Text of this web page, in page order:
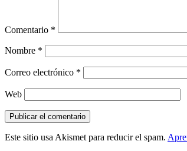
Comentario *
Nombre *
Correo electrónico *
Web
Este sitio usa Akismet para reducir el spam.